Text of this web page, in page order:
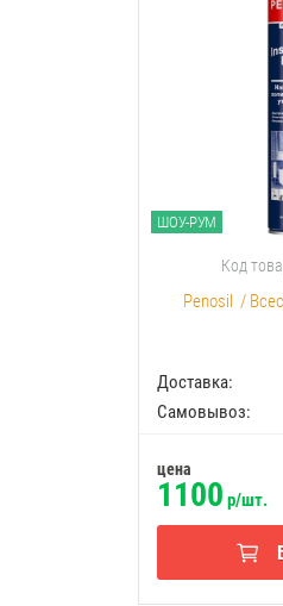
ШОУ-РУМ
Код
Penosil /
Доставка:
Самовывоз:
цена
1100 р/шт.